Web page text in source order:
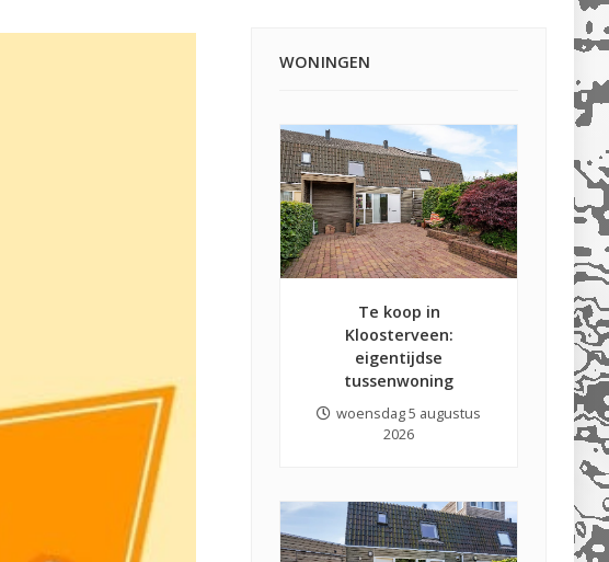
WONINGEN
Te koop in
Kloosterveen:
eigentijdse
tussenwoning
woensdag 5 augustus
2026